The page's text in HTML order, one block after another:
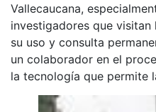
Vallecaucana,
investigadores que
su uso y consulta
un colaborador en el
la tecnología que permite